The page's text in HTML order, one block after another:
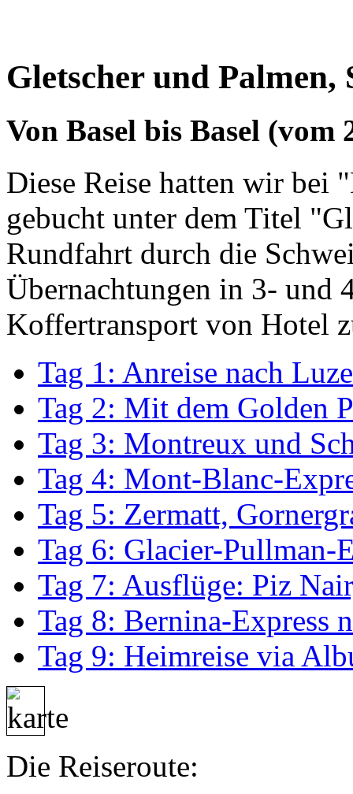
Gletscher und
Von Basel bis Basel (vom
Diese Reise hatten wir bei
gebucht unter dem Titel
Rundfahrt durch die
Übernachtungen in 3- und
Koffertransport von Hotel
Tag 1: Anreise nach
Tag 2: Mit dem Golden
Tag 3: Montreux und
Tag 4: Mont-Blanc-
Tag 5: Zermatt,
Tag 6: Glacier-Pullman-
Tag 7: Ausflüge: Piz
Tag 8: Bernina-Express
Tag 9: Heimreise via
Die Reiseroute: